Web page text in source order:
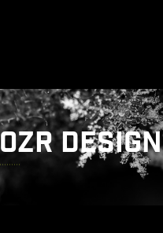
DESIGN